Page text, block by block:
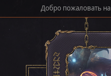
Добро пожаловать на